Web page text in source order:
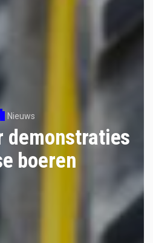
Nieuws
demonstraties
boeren